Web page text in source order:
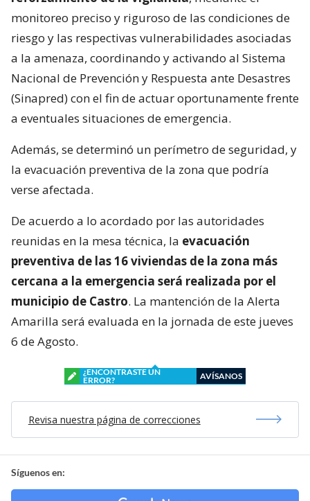
monitoreo preciso y riguroso de las condiciones de
riesgo y las respectivas vulnerabilidades asociadas
a la amenaza, coordinando y activando al Sistema
Nacional de Prevención y Respuesta ante Desastres
(Sinapred) con el fin de actuar oportunamente frente
a eventuales situaciones de emergencia.
Además, se determinó un perímetro de seguridad, y
la evacuación preventiva de la zona que podría
verse afectada.
De acuerdo a lo acordado por las autoridades
reunidas en la mesa técnica, la evacuación
preventiva de las 16 viviendas de la zona más
cercana a la emergencia será realizada por el
municipio de Castro. La mantención de la Alerta
Amarilla será evaluada en la jornada de este jueves
6 de Agosto.
¿ENCONTRASTE UN
ERROR?
AVÍSANOS
Revisa nuestra página de correcciones
Síguenos en: